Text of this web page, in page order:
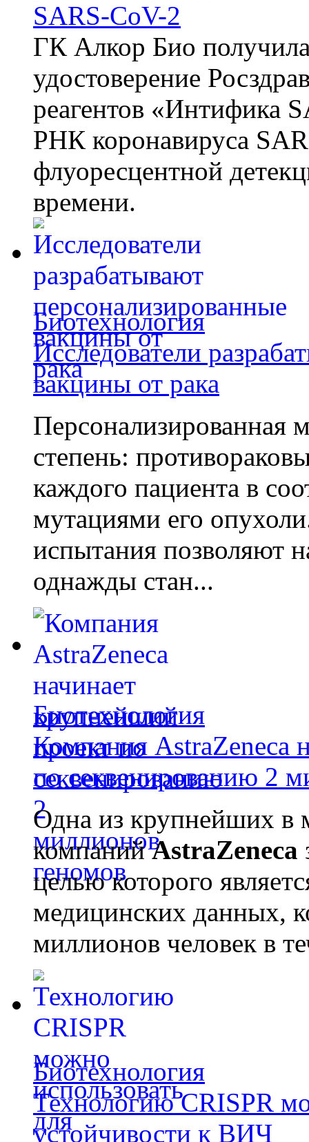
SARS-CoV-2
ГК Алкор Био
удостоверение
реагентов «Интифика
РНК коронавируса
флуоресцентной
времени.
Биотехнология
Исследователи
вакцины от рака
Персонализированная
степень:
каждого пациента в
мутациями его
испытания позволяют
однажды стан...
Биотехнология
Компания AstraZeneca
по секвенированию 2
Одна из крупнейших в
компанийAstraZeneca
целью которого
медицинских данных,
миллионов человек в
Биотехнология
Технологию CRISPR
устойчивости к ВИЧ